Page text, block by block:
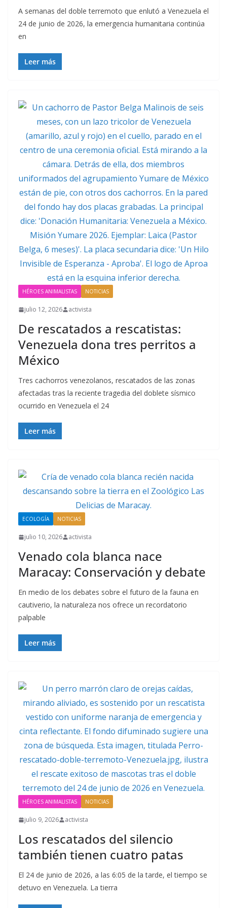
A semanas del doble terremoto que enlutó a Venezuela el
24 de junio de 2026, la emergencia humanitaria continúa
en
Leer más
HÉROES ANIMALISTAS NOTICIAS
julio 12, 2026 activista
De rescatados a rescatistas:
Venezuela dona tres perritos a
México
Tres cachorros venezolanos, rescatados de las zonas
afectadas tras la reciente tragedia del doblete sísmico
ocurrido en Venezuela el 24
Leer más
ECOLOGÍA NOTICIAS
julio 10, 2026 activista
Venado cola blanca nace
Maracay: Conservación y debate
En medio de los debates sobre el futuro de la fauna en
cautiverio, la naturaleza nos ofrece un recordatorio
palpable
Leer más
HÉROES ANIMALISTAS NOTICIAS
julio 9, 2026 activista
Los rescatados del silencio
también tienen cuatro patas
El 24 de junio de 2026, a las 6:05 de la tarde, el tiempo se
detuvo en Venezuela. La tierra